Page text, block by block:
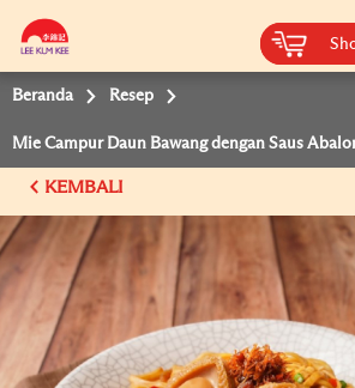
Beranda Resep
Mie Campur Daun Bawang dengan Saus
KEMBALI